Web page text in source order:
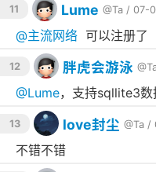
11 Lume @Ta / 07-
@主流网络 可以注册了
12 胖虎会游泳
@Lume，支持sqllite3数
13 love封尘 @Ta /
不错不错